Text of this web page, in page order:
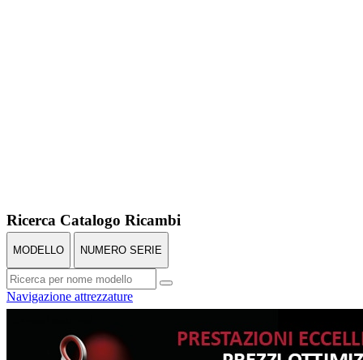
Ricerca Catalogo Ricambi
MODELLO NUMERO SERIE
Navigazione attrezzature